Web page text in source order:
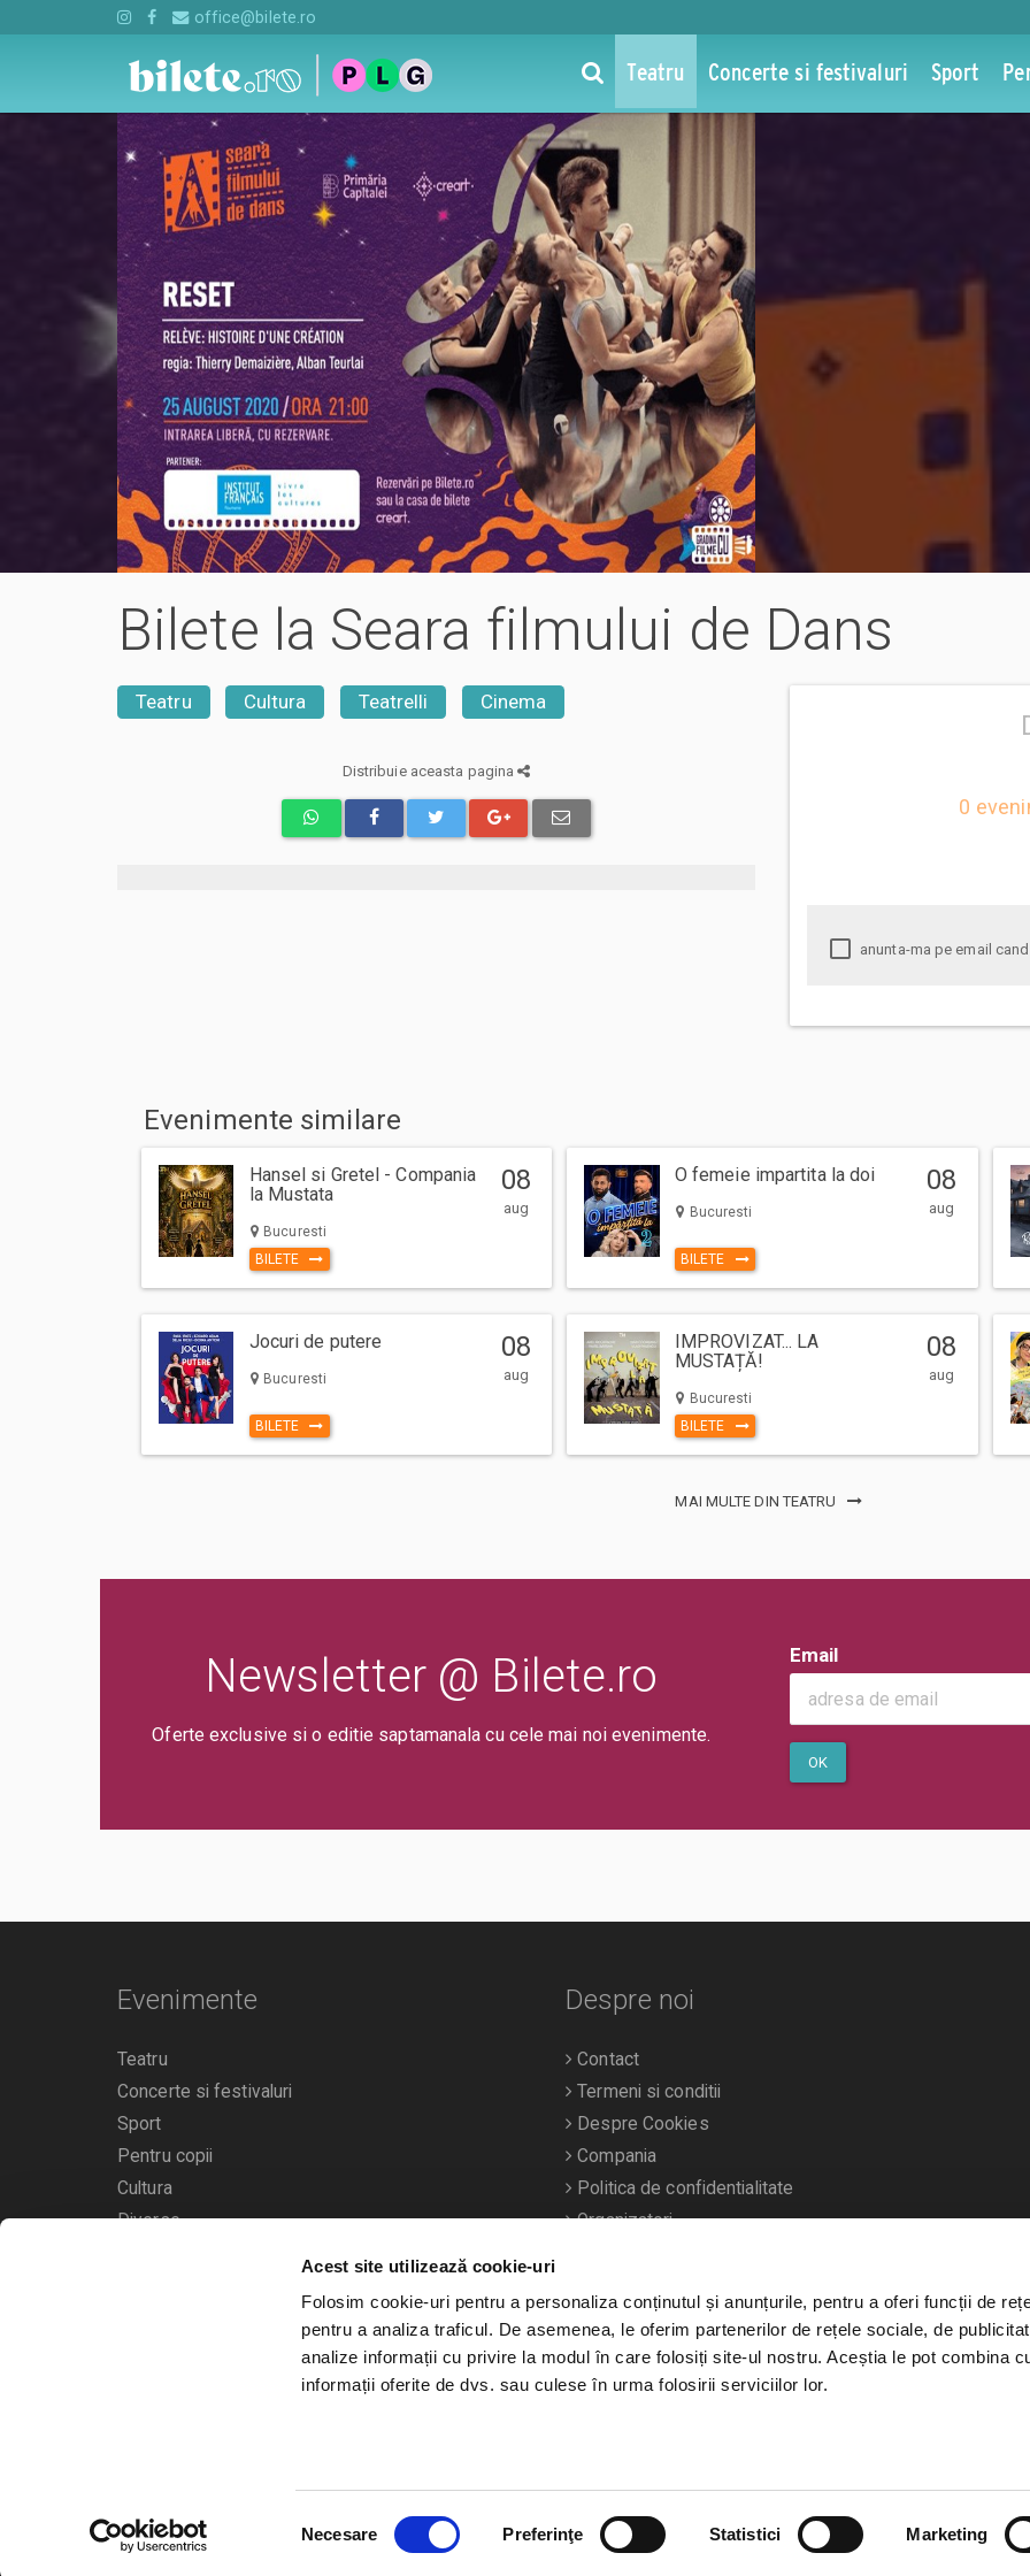
Acest site utilizează cookie-uri
Folosim cookie-uri pentru a personaliza conținutul și anunțurile, pentru a oferi funcții de
pentru a analiza traficul. De asemenea, le oferim partenerilor de rețele sociale, de
analize informații cu privire la modul în care folosiți site-ul nostru. Aceștia le pot combina
informații oferite de dvs. sau culese în urma folosirii serviciilor lor.
consimțământului
Necesare Preferinţe Statistici Marketing
office@bilete.ro
Teatru Concerte si festivaluri Sport
Bilete la Seara filmului de Dans
Teatru Cultura Teatrelli Cinema
0
Distribuie aceasta pagina
Evenimente similare
Hansel si Gretel - Compania
la Mustata
Bucuresti
BILETE
08
aug
O femeie impartita la doi
Bucuresti
BILETE
08
aug
Jocuri de putere
Bucuresti
BILETE
08
aug
IMPROVIZAT... LA
MUSTAȚĂ!
Bucuresti
BILETE
08
aug
MAI MULTE DIN TEATRU
Newsletter @ Bilete.ro
Oferte exclusive si o editie saptamanala cu cele mai noi evenimente.
Email
OK
Evenimente
Teatru
Concerte si festivaluri
Sport
Pentru copii
Cultura
Diverse
Calendarul evenimentelor
Despre noi
Contact
Termeni si conditii
Despre Cookies
Compania
Politica de confidentialitate
Organizatori
Bilete.ro
A.N.P.C.
O.D.R.